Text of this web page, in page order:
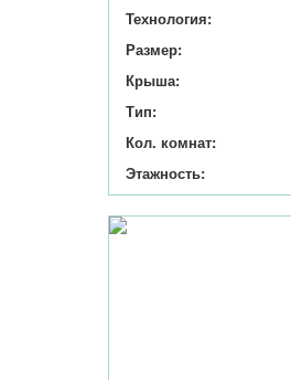
Технология:
Размер:
Крыша:
Тип:
Кол. комнат:
Этажность: